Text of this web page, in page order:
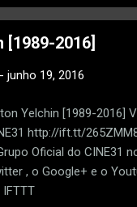
[1989-2016]
- junho 19, 2016
Yelchin [1989-2016]
http://ift.tt/
Oficial do CINE31
, o Google+ e o
IFTTT